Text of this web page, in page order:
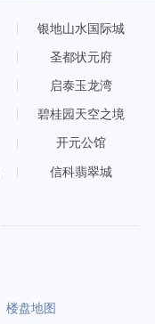
银地山水国际城
圣都状元府
启泰玉龙湾
碧桂园天空之境
开元公馆
信科翡翠城
楼盘地图